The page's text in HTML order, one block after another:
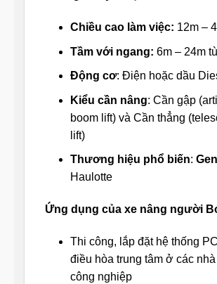
Chiều cao làm việc: 12m –
Tầm với ngang: 6m – 24m
Động cơ: Điện hoặc dầu
Kiểu cần nâng: Cần gập
boom lift) và Cần thẳng
lift)
Thương hiệu phổ biến:
Haulotte
Ứng dụng của xe nâng người
Thi công, lắp đặt hệ thống
điều hòa trung tâm ở các nhà
công nghiệp